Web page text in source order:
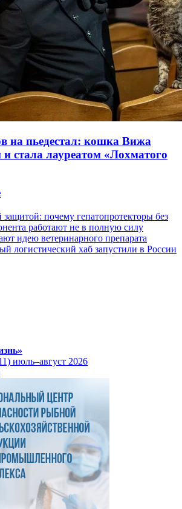
на пьедестал: кошка Вижа
стала лауреатом «Лохматого
почему гепатопротекторы без
работают не в полную силу
идею ветеринарного препарата
логистический хаб запустили в России
июль–август 2026